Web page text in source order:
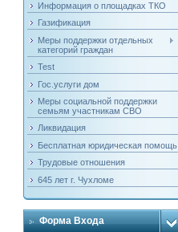
Информация о площадках ТКО
Газификация
Меры поддержки отдельных
категорий граждан
Test
Гос.услуги дом
Меры социальной поддержки
семьям участникам СВО
Ликвидация
Бесплатная юридическая помощь
Трудовые отношения
645 лет г. Чухломе
Форма Входа